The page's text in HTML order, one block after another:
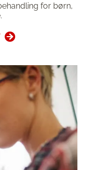
for børn,